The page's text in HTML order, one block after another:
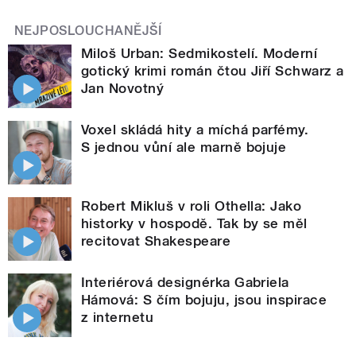
NEJPOSLOUCHANĚJŠÍ
Miloš Urban: Sedmikostelí. Moderní
gotický krimi román čtou Jiří Schwarz a
Jan Novotný
Voxel skládá hity a míchá parfémy.
S jednou vůní ale marně bojuje
Robert Mikluš v roli Othella: Jako
historky v hospodě. Tak by se měl
recitovat Shakespeare
Interiérová designérka Gabriela
Hámová: S čím bojuju, jsou inspirace
z internetu